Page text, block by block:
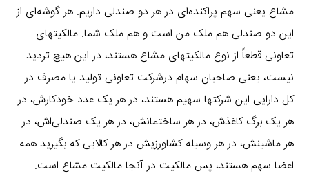
مشاع یعنی سهم پراکنده‌ای در هر دو صندلی داریم. هر گوشه‌ای از
این دو صندلی هم ملک من است و هم ملک شما. مالکیتهای
تعاونی قطعاً از نوع مالکیتهای مشاع هستند، در این هیچ تردید
نیست، یعنی صاحبان سهام درشرکت تعاونی تولید یا مصرف در
کل دارایی این شرکتها سهیم هستند، در هر یک عدد خودکارش، در
هر یک برگ کاغذش، در هر ساختمانش، در هر یک صندلی‌اش، در
هر ماشینش، در هر وسیله کشاورزیش در هر کالایی که بگیرید همه
اعضا سهم هستند، پس مالکیت در آنجا مالکیت مشاع است.